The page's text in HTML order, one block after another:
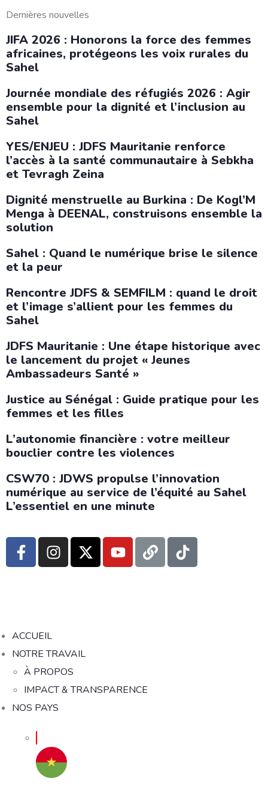
Dernières nouvelles
JIFA 2026 : Honorons la force des femmes
africaines, protégeons les voix rurales du
Sahel
Journée mondiale des réfugiés 2026 : Agir
ensemble pour la dignité et l’inclusion au
Sahel
YES/ENJEU : JDFS Mauritanie renforce
l’accès à la santé communautaire à Sebkha
et Tevragh Zeina
Dignité menstruelle au Burkina : De Kogl’M
Menga à DEENAL, construisons ensemble la
solution
Sahel : Quand le numérique brise le silence
et la peur
Rencontre JDFS & SEMFILM : quand le droit
et l’image s’allient pour les femmes du
Sahel
JDFS Mauritanie : Une étape historique avec
le lancement du projet « Jeunes
Ambassadeurs Santé »
Justice au Sénégal : Guide pratique pour les
femmes et les filles
L’autonomie financière : votre meilleur
bouclier contre les violences
CSW70 : JDWS propulse l’innovation
numérique au service de l’équité au Sahel
L’essentiel en une minute
ACCUEIL
NOTRE TRAVAIL
À PROPOS
IMPACT & TRANSPARENCE
NOS PAYS